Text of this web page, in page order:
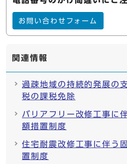
お問い合わせフォーム
関連情報
過疎地域の持続的発展の
税の課税免除
バリアフリー改修工事に
額措置制度
住宅耐震改修工事に伴う
置制度